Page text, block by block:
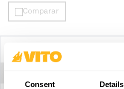
Consent Details
Comparar
Especificaciones tecnicas